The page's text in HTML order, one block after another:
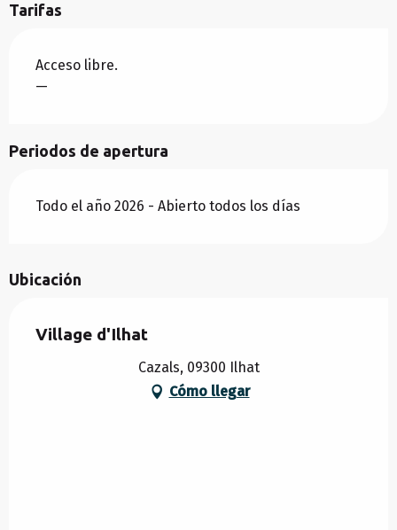
Tarifas
Acceso libre.
—
Periodos de apertura
Todo el año 2026 - Abierto todos los días
Ubicación
Village d'Ilhat
Cazals, 09300 Ilhat
Cómo llegar